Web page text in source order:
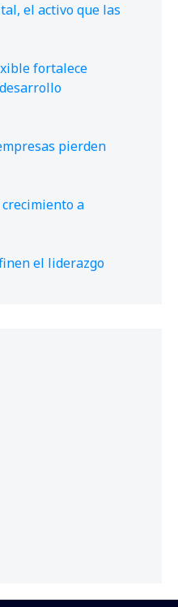
el activo que las
fortalece
pierden
a
el liderazgo